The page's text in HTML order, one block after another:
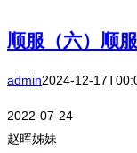
顺服（六）顺
admin2024-12-
2022-07-24
赵晖姊妹